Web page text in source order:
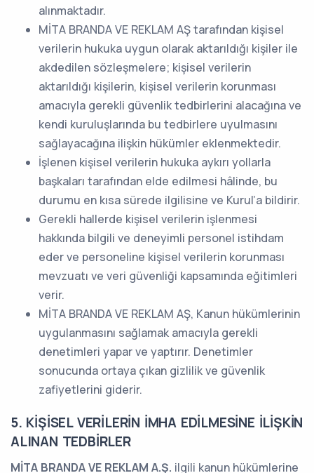
alınmaktadır.
MİTA BRANDA VE REKLAM AŞ tarafından kişisel
verilerin hukuka uygun olarak aktarıldığı kişiler ile
akdedilen sözleşmelere; kişisel verilerin
aktarıldığı kişilerin, kişisel verilerin korunması
amacıyla gerekli güvenlik tedbirlerini alacağına ve
kendi kuruluşlarında bu tedbirlere uyulmasını
sağlayacağına ilişkin hükümler eklenmektedir.
İşlenen kişisel verilerin hukuka aykırı yollarla
başkaları tarafından elde edilmesi hâlinde, bu
durumu en kısa sürede ilgilisine ve Kurul’a bildirir.
Gerekli hallerde kişisel verilerin işlenmesi
hakkında bilgili ve deneyimli personel istihdam
eder ve personeline kişisel verilerin korunması
mevzuatı ve veri güvenliği kapsamında eğitimleri
verir.
MİTA BRANDA VE REKLAM AŞ, Kanun hükümlerinin
uygulanmasını sağlamak amacıyla gerekli
denetimleri yapar ve yaptırır. Denetimler
sonucunda ortaya çıkan gizlilik ve güvenlik
zafiyetlerini giderir.
5. KİŞİSEL VERİLERİN İMHA EDİLMESİNE İLİŞKİN
ALINAN TEDBİRLER
MİTA BRANDA VE REKLAM A.Ş. ilgili kanun hükümlerine